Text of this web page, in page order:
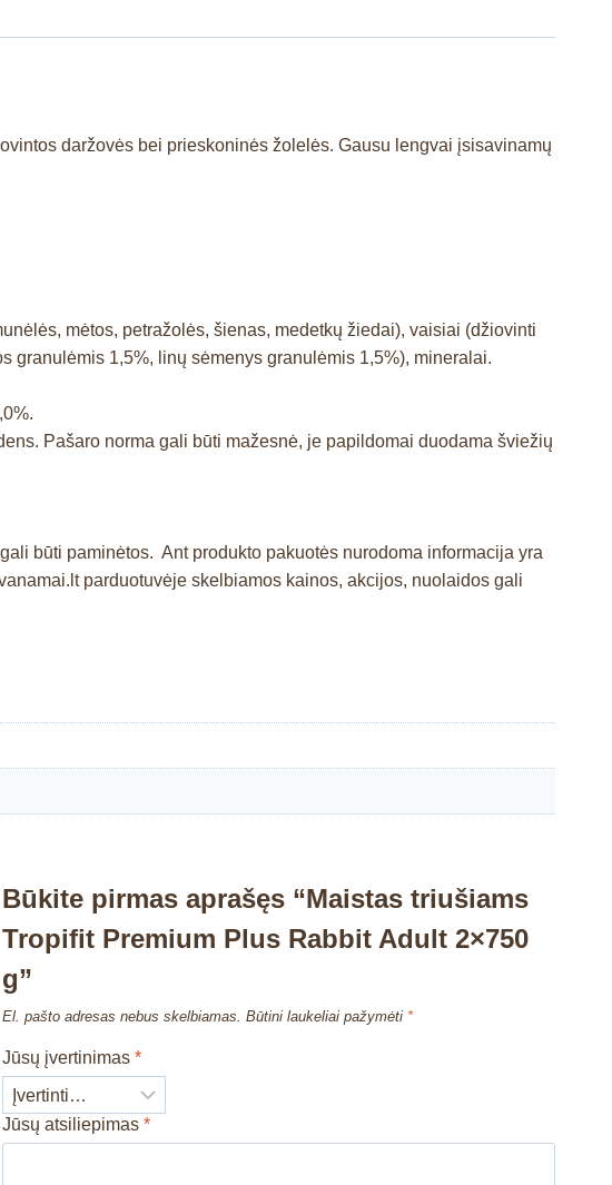
daržovės bei prieskoninės žolelės. Gausu lengvai įsisavinamų
mėtos, petražolės, šienas, medetkų žiedai), vaisiai (džiovinti
granulėmis 1,5%, linų sėmenys granulėmis 1,5%), mineralai.
Pašaro norma gali būti mažesnė, je papildomai duodama šviežių
būti paminėtos. Ant produkto pakuotės nurodoma informacija yra
parduotuvėje skelbiamos kainos, akcijos, nuolaidos gali
Būkite pirmas aprašęs “Maistas triušiams
Tropifit Premium Plus Rabbit Adult 2×750
g”
El. pašto adresas nebus skelbiamas. Būtini laukeliai pažymėti *
Jūsų įvertinimas*
Jūsų atsiliepimas*